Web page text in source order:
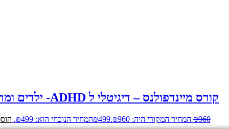
קורס מיינדפולנס – דיגיטלי ל ADHD- ילדים ומתבגרים
₪960 המחיר המקורי היה: ₪960. ₪499 המחיר הנוכחי הוא: ₪499.